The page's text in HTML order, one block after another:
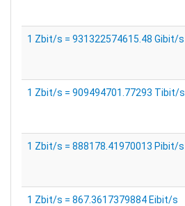
1 Zbit/s = 931322574615.48 Gibit/s
1 Zbit/s = 909494701.77293 Tibit/s
1 Zbit/s = 888178.41970013 Pibit/s
1 Zbit/s = 867.3617379884 Eibit/s